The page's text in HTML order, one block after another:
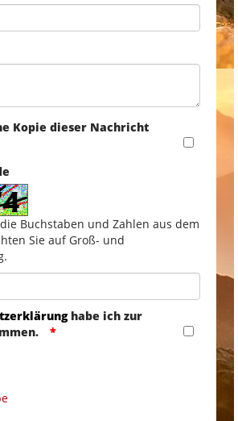
Kopie dieser Nachricht
Buchstaben und Zahlen aus dem
Sie auf Groß- und
habe ich zur